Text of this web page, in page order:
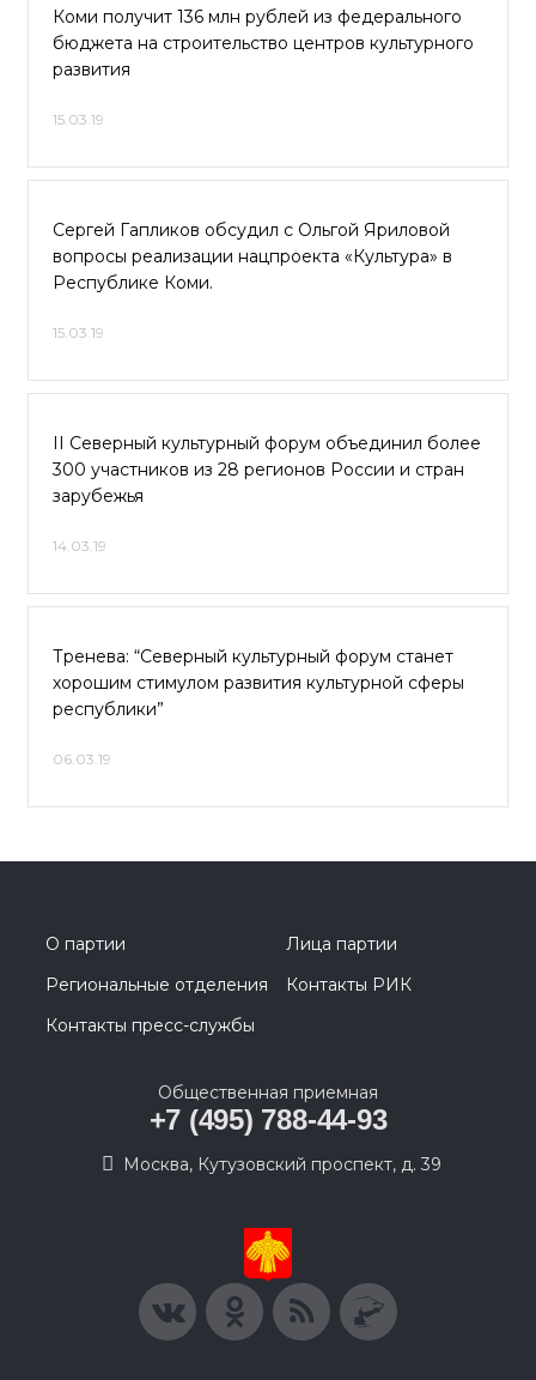
Коми получит 136 млн рублей из федерального
бюджета на строительство центров культурного
развития
15.03.19
Сергей Гапликов обсудил с Ольгой Яриловой
вопросы реализации нацпроекта «Культура» в
Республике Коми.
15.03.19
II Северный культурный форум объединил более
300 участников из 28 регионов России и стран
зарубежья
14.03.19
Тренева: “Северный культурный форум станет
хорошим стимулом развития культурной сферы
республики”
06.03.19
О партии
Лица партии
Региональные отделения
Контакты РИК
Контакты пресс-службы
Общественная приемная
+7 (495) 788-44-93
Москва, Кутузовский проспект, д. 39